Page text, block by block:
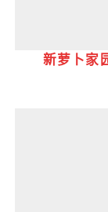
新萝卜家